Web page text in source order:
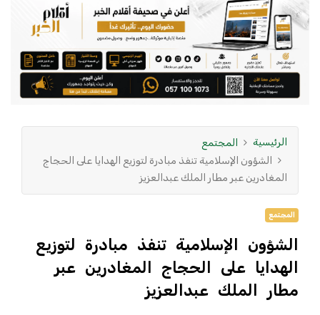
الرئيسية
المجتمع
الشؤون الإسلامية تنفذ مبادرة لتوزيع الهدايا على الحجاج
المغادرين عبر مطار الملك عبدالعزيز
المجتمع
الشؤون الإسلامية تنفذ مبادرة لتوزيع
الهدايا على الحجاج المغادرين عبر
مطار الملك عبدالعزيز